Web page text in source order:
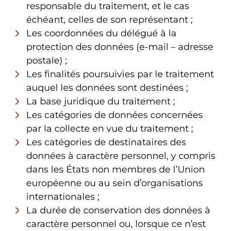
responsable du traitement, et le cas
échéant, celles de son représentant ;
Les coordonnées du délégué à la
protection des données (e-mail – adresse
postale) ;
Les finalités poursuivies par le traitement
auquel les données sont destinées ;
La base juridique du traitement ;
Les catégories de données concernées
par la collecte en vue du traitement ;
Les catégories de destinataires des
données à caractère personnel, y compris
dans les États non membres de l’Union
européenne ou au sein d’organisations
internationales ;
La durée de conservation des données à
caractère personnel ou, lorsque ce n’est